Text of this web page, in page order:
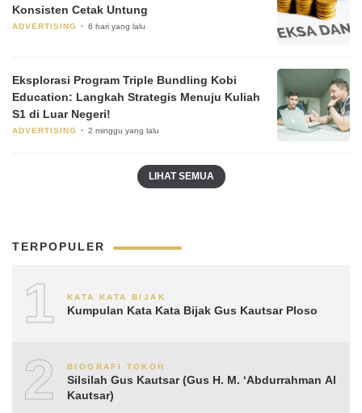
Konsisten Cetak Untung
ADVERTISING 6 hari yang lalu
Eksplorasi Program Triple Bundling Kobi
Education: Langkah Strategis Menuju Kuliah
S1 di Luar Negeri!
ADVERTISING 2 minggu yang lalu
LIHAT SEMUA
TERPOPULER
1 KATA KATA BIJAK
Kumpulan Kata Kata Bijak Gus Kautsar Ploso
2 BIOGRAFI TOKOH
Silsilah Gus Kautsar (Gus H. M. ‘Abdurrahman Al
Kautsar)